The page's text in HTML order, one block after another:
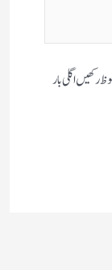
اگلی بار